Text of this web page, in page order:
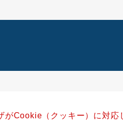
Cookie（クッキー）に対応